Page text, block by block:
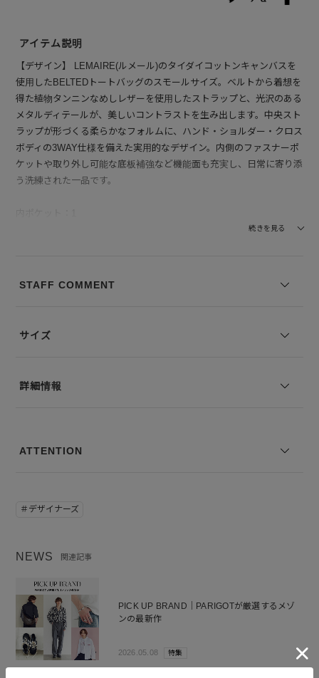
アイテム説明
【デザイン】 LEMAIRE(ルメール)のタイダイコットンキャンバスを
使用したBELTEDトートバッグのスモールサイズ。ベルトから着想を
得た植物タンニンなめしレザーを使用したストラップと、光沢のある
メタルディテールが、美しいコントラストを生み出します。中央スト
ラップが形づくる柔らかなフォルムに、ハンド・ショルダー・クロス
ボディの3WAY仕様を備えた実用的なデザイン。内側のファスナーポ
ケットや取り外し可能な底板補強など機能面も充実し、日常に寄り添
う洗練された一品です。
続きを見る
STAFF COMMENT
サイズ
詳細情報
ATTENTION
＃デザイナーズ
NEWS 関連記事
PICK UP BRAND｜PARIGOTが厳選するメゾ
ンの最新作
2026.05.08 特集